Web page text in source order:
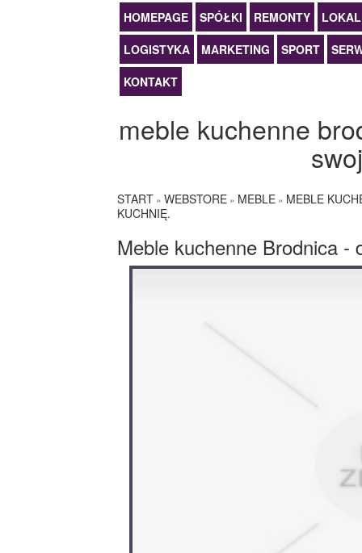
HOMEPAGE SPÓŁKI REMONTY
LOGISTYKA
MARKETING SPORT
KONTAKT
meble kuchenne
START » WEBSTORE » MEBLE » MEBLE
KUCHNIĘ.
Meble kuchenne Brodnica -